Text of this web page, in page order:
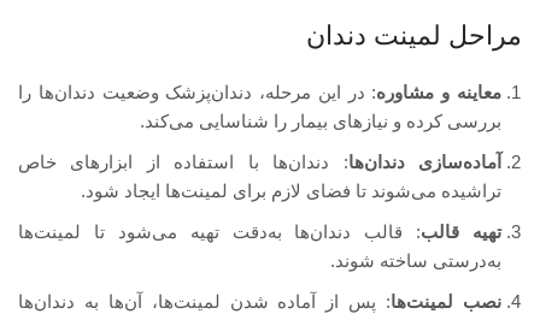
مراحل لمینت دندان
معاینه و مشاوره: در این مرحله، دندان‌پزشک وضعیت دندان‌ها را
بررسی کرده و نیازهای بیمار را شناسایی می‌کند.
آماده‌سازی دندان‌ها: دندان‌ها با استفاده از ابزارهای خاص
تراشیده می‌شوند تا فضای لازم برای لمینت‌ها ایجاد شود.
تهیه قالب: قالب دندان‌ها به‌دقت تهیه می‌شود تا لمینت‌ها
به‌درستی ساخته شوند.
نصب لمینت‌ها: پس از آماده شدن لمینت‌ها، آن‌ها به دندان‌ها